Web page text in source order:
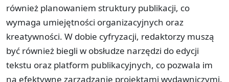
również planowaniem struktury publikacji, co
wymaga umiejętności organizacyjnych oraz
kreatywności. W dobie cyfryzacji, redaktorzy muszą
być również biegli w obsłudze narzędzi do edycji
tekstu oraz platform publikacyjnych, co pozwala im
na efektywne zarządzanie projektami wydawniczymi.